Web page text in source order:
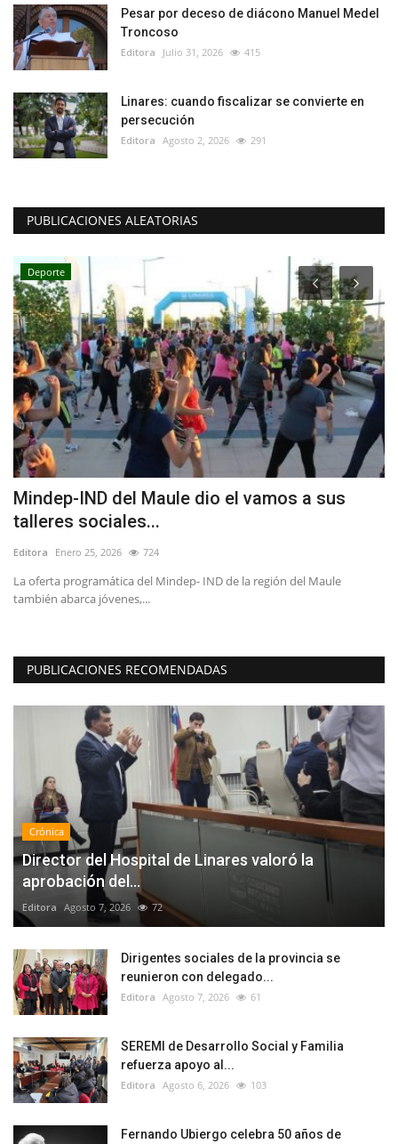
Pesar por deceso de diácono Manuel Medel
Troncoso
Editora Julio 31, 2026 415
Linares: cuando fiscalizar se convierte en
persecución
Editora Agosto 2, 2026 291
PUBLICACIONES ALEATORIAS
Deporte
Mindep-IND del Maule dio el vamos a sus
talleres sociales...
Editora Enero 25, 2026 724
La oferta programática del Mindep- IND de la región del Maule
también abarca jóvenes,...
PUBLICACIONES RECOMENDADAS
Crónica
Director del Hospital de Linares valoró la
aprobación del...
Editora Agosto 7, 2026 72
Dirigentes sociales de la provincia se
reunieron con delegado...
Editora Agosto 7, 2026 61
SEREMI de Desarrollo Social y Familia
refuerza apoyo al...
Editora Agosto 6, 2026 103
Fernando Ubiergo celebra 50 años de